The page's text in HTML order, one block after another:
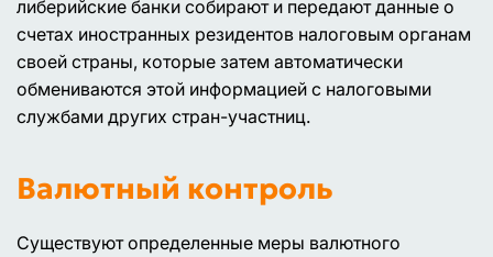
либерийские банки собирают и передают данные о
счетах иностранных резидентов налоговым органам
своей страны, которые затем автоматически
обмениваются этой информацией с налоговыми
службами других стран-участниц.
Валютный контроль
Существуют определенные меры валютного